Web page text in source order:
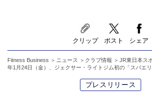
クリップ ポスト シェア
Fitness Business ニュース クラブ情報
JR東日本ス
年1月24日（金）、ジェクサー・ライトジム初の「スパエ
プレスリリース